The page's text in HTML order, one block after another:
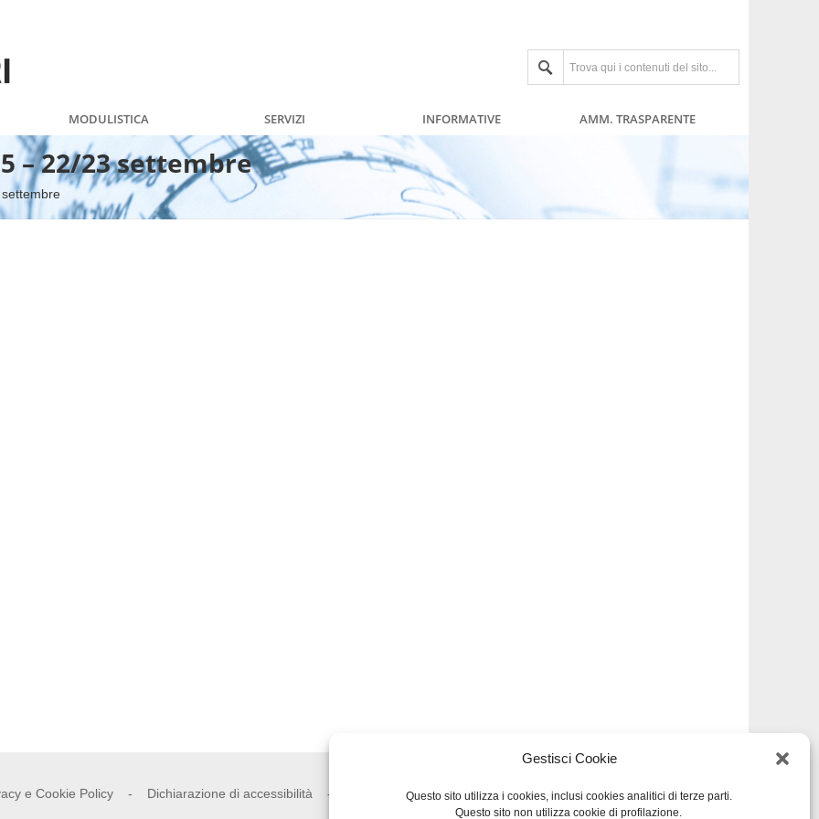
Gestisci Cookie
Questo sito utilizza i cookies, inclusi cookies analitici di terze parti.
Questo sito non utilizza cookie di profilazione.
MODULISTICA SERVIZI INFORMATIVE AMM. TRASPARENTE
– 22/23 settembre
e Cookie Policy- Dichiarazione di accessibilità- Mappa del sito